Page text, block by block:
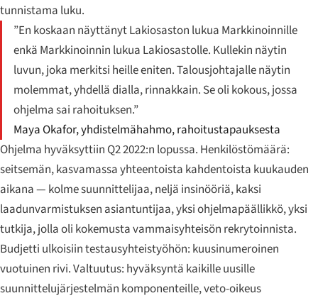
tunnistama luku.
”En koskaan näyttänyt Lakiosaston lukua Markkinoinnille
enkä Markkinoinnin lukua Lakiosastolle. Kullekin näytin
luvun, joka merkitsi heille eniten. Talousjohtajalle näytin
molemmat, yhdellä dialla, rinnakkain. Se oli kokous, jossa
ohjelma sai rahoituksen.”
Maya Okafor, yhdistelmähahmo, rahoitustapauksesta
Ohjelma hyväksyttiin Q2 2022:n lopussa. Henkilöstömäärä:
seitsemän, kasvamassa yhteentoista kahdentoista kuukauden
aikana — kolme suunnittelijaa, neljä insinööriä, kaksi
laadunvarmistuksen asiantuntijaa, yksi ohjelmapäällikkö, yksi
tutkija, jolla oli kokemusta vammaisyhteisön rekrytoinnista.
Budjetti ulkoisiin testausyhteistyöhön: kuusinumeroinen
vuotuinen rivi. Valtuutus: hyväksyntä kaikille uusille
suunnittelujärjestelmän komponenteille, veto-oikeus